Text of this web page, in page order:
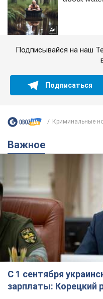
Подписывайся на наш
Подписаться
Криминальные
Важное
С 1 сентября
зарплаты: Корецкий